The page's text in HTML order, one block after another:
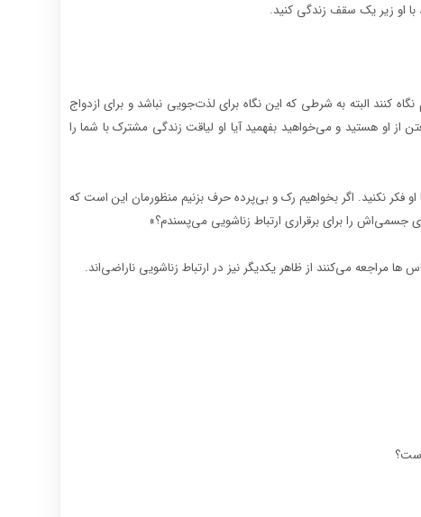
با او زیر یک سقف زندگی کنید.
کنند البته به شرطی که این نگاه برای لذت‌جویی نباشد و برای ازدواج
از او هستید و می‌خواهید بفهمید آیا او لیاقت زندگی مشترک با شما را
فکر نکنید. اگر بخواهیم رک و بی‌پرده حرف بزنیم منظورمان این است که
جسمی‌اش را برای برقراری ارتباط زناشویی می‌پسندم‌؟»
‌ها مراجعه می‌کنند از ظاهر یکدیگر نیز در ارتباط زناشویی ناراضی‌اند.